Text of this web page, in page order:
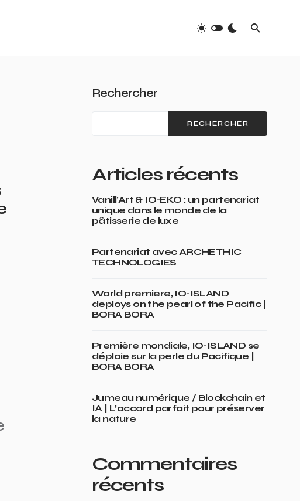
Rechercher
RECHERCHER
Articles récents
Vanill’Art & IO-EKO : un partenariat
unique dans le monde de la
pâtisserie de luxe
Partenariat avec ARCHETHIC
TECHNOLOGIES
World premiere, IO-ISLAND
deploys on the pearl of the Pacific |
BORA BORA
Première mondiale, IO-ISLAND se
déploie sur la perle du Pacifique |
BORA BORA
Jumeau numérique / Blockchain et
IA | L’accord parfait pour préserver
la nature
Commentaires
récents